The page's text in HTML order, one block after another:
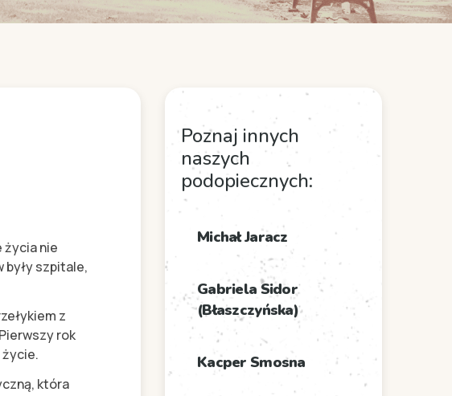
życia nie
szpitale,
z
rok
która
Poznaj innych
naszych
podopiecznych:
Michał Jaracz
Gabriela Sidor
(Błaszczyńska)
Kacper Smosna